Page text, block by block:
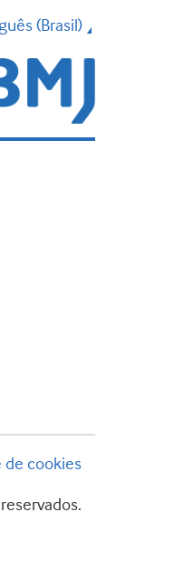
(Brasil)
de cookies